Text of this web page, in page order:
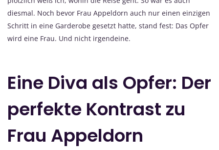
diesmal. Noch bevor Frau Appeldorn auch nur einen einzigen
Schritt in eine Garderobe gesetzt hatte, stand fest: Das Opfer
wird eine Frau. Und nicht irgendeine.
Eine Diva als Opfer: Der
perfekte Kontrast zu
Frau Appeldorn